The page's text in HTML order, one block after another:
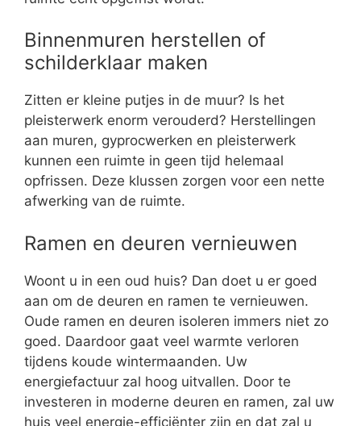
Binnenmuren herstellen of
schilderklaar maken
Zitten er kleine putjes in de muur? Is het
pleisterwerk enorm verouderd? Herstellingen
aan muren, gyprocwerken en pleisterwerk
kunnen een ruimte in geen tijd helemaal
opfrissen. Deze klussen zorgen voor een nette
afwerking van de ruimte.
Ramen en deuren vernieuwen
Woont u in een oud huis? Dan doet u er goed
aan om de deuren en ramen te vernieuwen.
Oude ramen en deuren isoleren immers niet zo
goed. Daardoor gaat veel warmte verloren
tijdens koude wintermaanden. Uw
energiefactuur zal hoog uitvallen. Door te
investeren in moderne deuren en ramen, zal uw
huis veel energie-efficiënter zijn en dat zal u